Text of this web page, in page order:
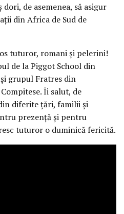
de asemenea, să asigur
din Africa de Sud de
tuturor, romani și pelerini!
de la Piggot School din
grupul Fratres din
Îi salut, de
diferite țări, familii și
prezență și pentru
tuturor o duminică fericită.